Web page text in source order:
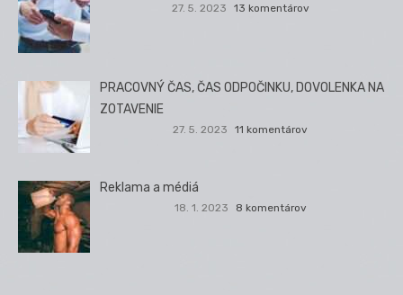
27. 5. 2023 13 komentárov
PRACOVNÝ ČAS, ČAS ODPOČINKU, DOVOLENKA NA
ZOTAVENIE
27. 5. 2023 11 komentárov
Reklama a médiá
18. 1. 2023 8 komentárov